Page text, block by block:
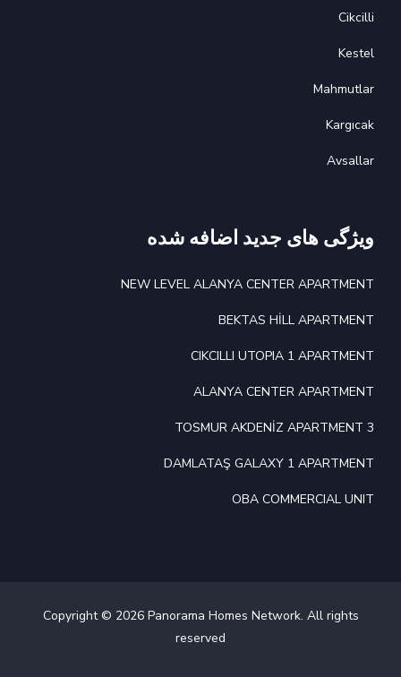
Cikcilli
Kestel
Mahmutlar
Kargıcak
Avsallar
ویژگی های جدید اضافه شده
NEW LEVEL ALANYA CENTER APARTMENT
BEKTAS HİLL APARTMENT
CIKCILLI UTOPIA 1 APARTMENT
ALANYA CENTER APARTMENT
TOSMUR AKDENİZ APARTMENT 3
DAMLATAŞ GALAXY 1 APARTMENT
OBA COMMERCIAL UNIT
Copyright © 2026 Panorama Homes Network. All rights
reserved